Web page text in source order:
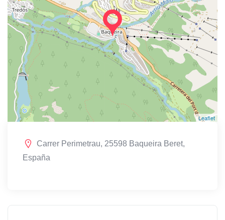
Leaflet
Carrer Perimetrau, 25598 Baqueira Beret,
España